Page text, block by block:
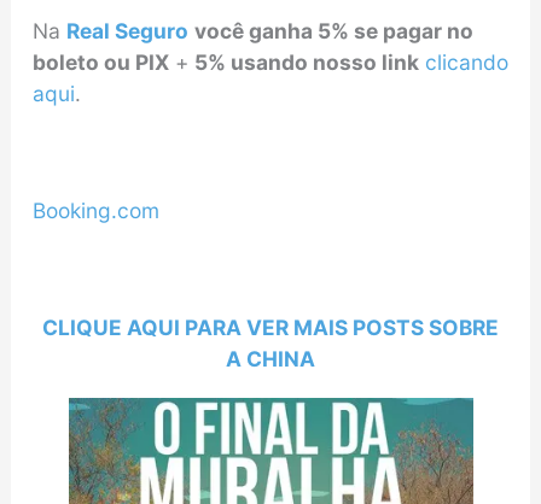
Na Real Seguro você ganha 5% se pagar no
boleto ou PIX+ 5% usando nosso link clicando
aqui.
Booking.com
CLIQUE AQUI PARA VER MAIS POSTS SOBRE
A CHINA